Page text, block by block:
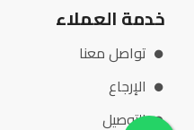
خدمة العملاء
تواصل معنا
الإرجاع
التوصيل